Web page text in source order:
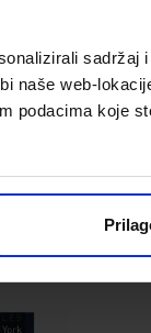
naše web-
podacima koje
York Audio